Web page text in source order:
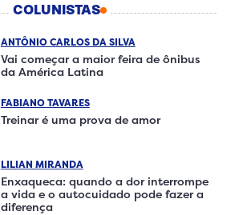
COLUNISTAS
ANTÔNIO CARLOS DA SILVA
Vai começar a maior feira de ônibus
da América Latina
FABIANO TAVARES
Treinar é uma prova de amor
LILIAN MIRANDA
Enxaqueca: quando a dor interrompe
a vida e o autocuidado pode fazer a
diferença